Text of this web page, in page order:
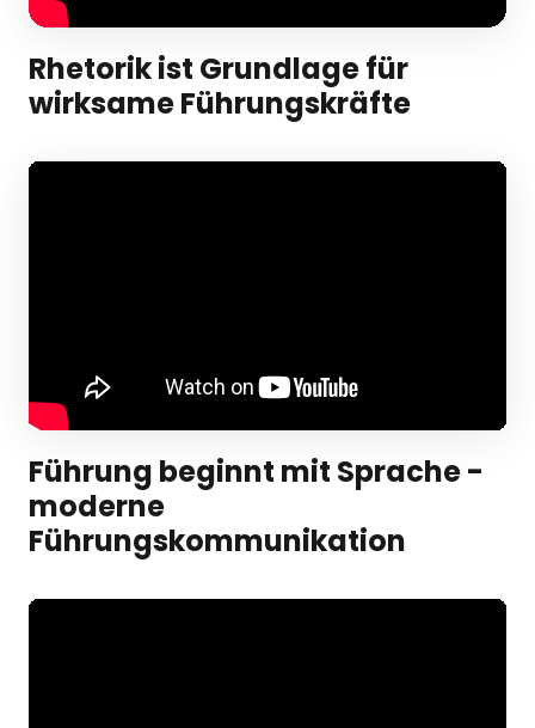
Rhetorik ist Grundlage für
wirksame Führungskräfte
Führung beginnt mit Sprache -
moderne
Führungskommunikation